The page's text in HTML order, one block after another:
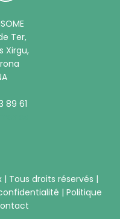
Ter,
Xirgu,
61
| Tous droits réservés |
| Politique